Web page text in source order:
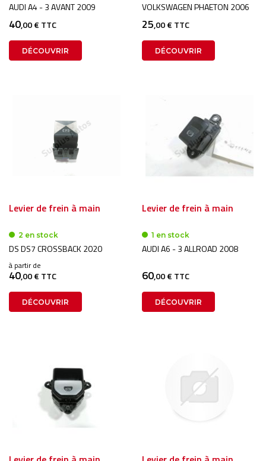
AUDI A4 - 3 AVANT 2009
40,00 € TTC
DÉCOUVRIR
VOLKSWAGEN PHAETON 2006
25,00 € TTC
DÉCOUVRIR
Levier de frein à main
2 en stock
DS DS7 CROSSBACK 2020
à partir de
40,00 € TTC
DÉCOUVRIR
Levier de frein à main
1 en stock
AUDI A6 - 3 ALLROAD 2008
60,00 € TTC
DÉCOUVRIR